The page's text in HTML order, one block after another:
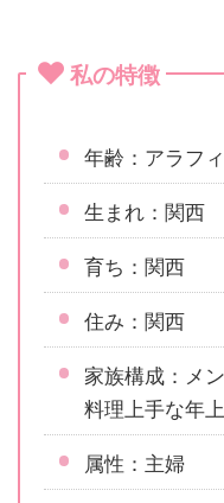
私の特徴
年齢：アラフ
生まれ：関西
育ち：関西
住み：関西
家族構成：メ
料理上手な年
属性：主婦